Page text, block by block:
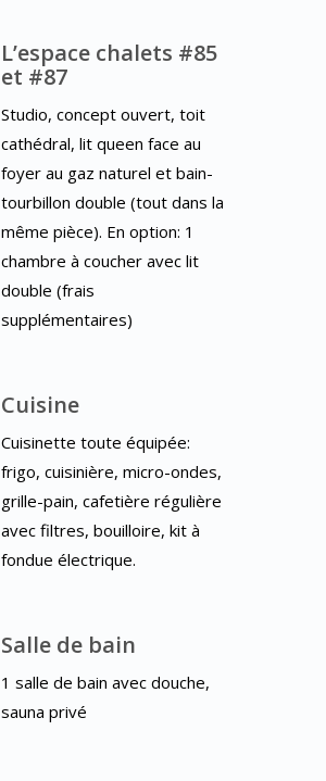
L’espace chalets #85
et #87
Studio, concept ouvert, toit
cathédral, lit queen face au
foyer au gaz naturel et bain-
tourbillon double (tout dans la
même pièce). En option: 1
chambre à coucher avec lit
double (frais
supplémentaires)
Cuisine
Cuisinette toute équipée:
frigo, cuisinière, micro-ondes,
grille-pain, cafetière régulière
avec filtres, bouilloire, kit à
fondue électrique.
Salle de bain
1 salle de bain avec douche,
sauna privé